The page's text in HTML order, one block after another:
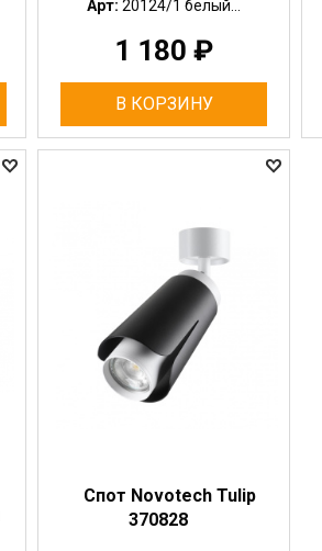
Арт: 20124/1 белый...
1 180 ₽
В КОРЗИНУ
Спот Novotech Tulip
370828